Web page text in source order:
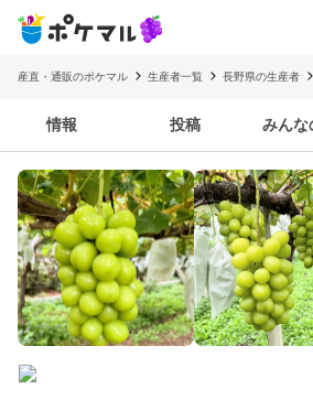
産直・通販のポケマル 生産者一覧 長野県の生産者
情報 投稿 みんな